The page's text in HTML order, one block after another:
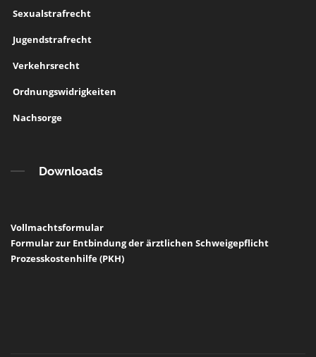
Sexualstrafrecht
Jugendstrafrecht
Verkehrsrecht
Ordnungswidrigkeiten
Nachsorge
Downloads
Vollmachtsformular
Formular zur Entbindung der ärztlichen Schweigepflicht
Prozesskostenhilfe (PKH)